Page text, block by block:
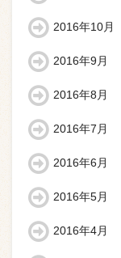
2016年10月
2016年9月
2016年8月
2016年7月
2016年6月
2016年5月
2016年4月